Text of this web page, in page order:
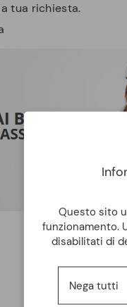
tua richiesta.
Questo sito
funzionamento.
disabilitati di
Nega tutti